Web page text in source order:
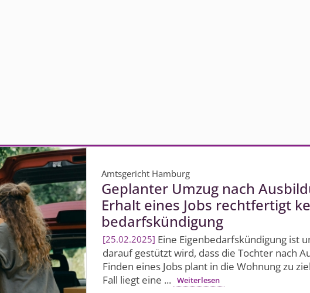
Amtsgericht Hamburg
Geplanter Umzug nach
Erhalt eines Jobs rechtfertigt
bedarfs­kündigung
25.02.2025 Eine Eigen­bedarfs­kündigung ist
darauf gestützt wird, dass die Tochter nach
Finden eines Jobs plant in die Wohnung zu
Fall liegt eine ... Weiterlesen